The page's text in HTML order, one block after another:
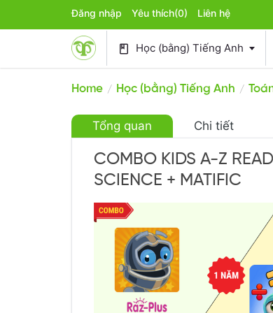
Đăng nhập Yêu thích(0) Liên hệ
book Học (bằng) Tiếng Anh
Home / Học (bằng) Tiếng Anh /
Tổng quan Chi tiết
COMBO KIDS A-Z
SCIENCE + MATIFIC